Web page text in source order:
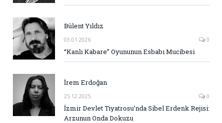
Bülent Yıldız
03.01.2026 0
“Kanlı Kabare” Oyununun Esbabı Mucibesi
İrem Erdoğan
25.12.2025 0
İzmir Devlet Tiyatrosu’nda Sibel Erdenk Rejisi:
Arzunun Onda Dokuzu